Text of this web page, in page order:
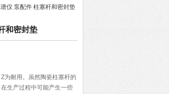
仪 泵配件 柱塞杆和密封垫
和密封垫
为耐用。虽然陶瓷柱塞杆的
生产过程中可能产生一些